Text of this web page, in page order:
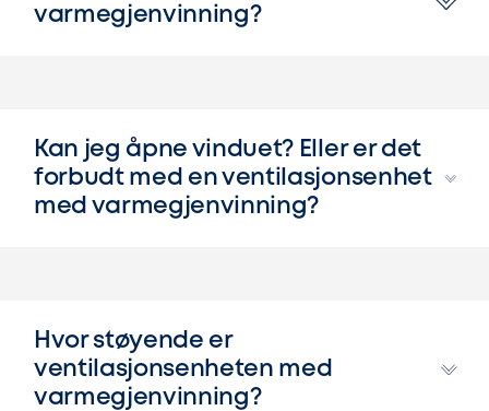
varmegjenvinning?
Kan jeg åpne vinduet? Eller er det
forbudt med en ventilasjonsenhet
med varmegjenvinning?
Hvor støyende er
ventilasjonsenheten med
varmegjenvinning?